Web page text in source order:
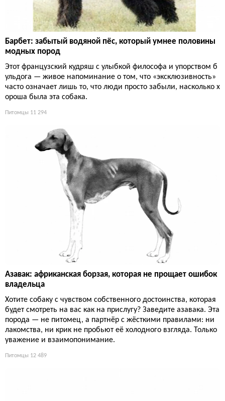
Барбет: забытый водяной пёс, который умнее половины
модных пород
Этот французский кудряш с улыбкой философа и упорством б
ульдога — живое напоминание о том, что «эксклюзивность»
часто означает лишь то, что люди просто забыли, насколько х
ороша была эта собака.
Питомцы 11 294
Азавак: африканская борзая, которая не прощает ошибок
владельца
Хотите собаку с чувством собственного достоинства, которая
будет смотреть на вас как на прислугу? Заведите азавака. Эта
порода — не питомец, а партнёр с жёсткими правилами: ни
лакомства, ни крик не пробьют её холодного взгляда. Только
уважение и взаимопонимание.
Питомцы 12 489